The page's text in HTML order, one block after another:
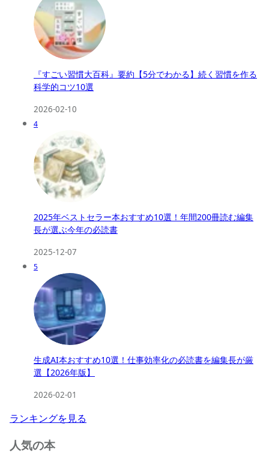
『すごい習慣大百科』要約【5分でわかる】続く習慣を作る
科学的コツ10選
2026-02-10
4
2025年ベストセラー本おすすめ10選！年間200冊読む編集
長が選ぶ今年の必読書
2025-12-07
5
生成AI本おすすめ10選！仕事効率化の必読書を編集長が厳
選【2026年版】
2026-02-01
ランキングを見る
人気の本